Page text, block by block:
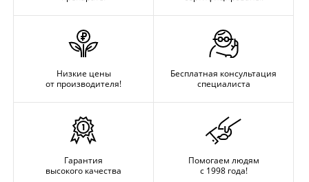
Низкие цены
от производителя!
Бесплатная консультация
специалиста
Гарантия
высокого качества
Помогаем людям
с 1998 года!